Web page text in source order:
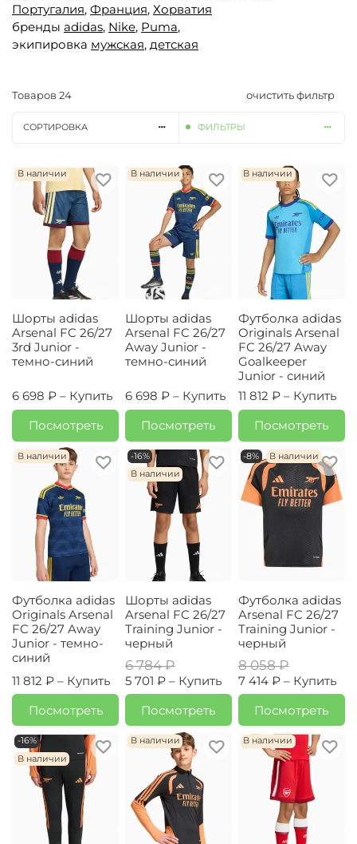
Португалия, Франция, Хорватия
бренды adidas, Nike, Puma,
экипировка мужская, детская
Товаров 24 очистить фильтр
СОРТИРОВКА ФИЛЬТРЫ
В наличии
Шорты adidas
Arsenal FC 26/27
3rd Junior -
темно-синий
6 698 ₽ – Купить
Посмотреть
В наличии
Шорты adidas
Arsenal FC 26/27
Away Junior -
темно-синий
6 698 ₽ – Купить
Посмотреть
В наличии
Футболка adidas
Originals Arsenal
FC 26/27 Away
Goalkeeper
Junior - синий
11 812 ₽ – Купить
Посмотреть
В наличии
Футболка adidas
Originals Arsenal
FC 26/27 Away
Junior - темно-
синий
11 812 ₽ – Купить
Посмотреть
-16%
В наличии
Шорты adidas
Arsenal FC 26/27
Training Junior -
черный
6 784 ₽
5 701 ₽ – Купить
Посмотреть
-8% В наличии
Футболка adidas
Arsenal FC 26/27
Training Junior -
черный
8 058 ₽
7 414 ₽ – Купить
Посмотреть
-16%
В наличии
В наличии В наличии